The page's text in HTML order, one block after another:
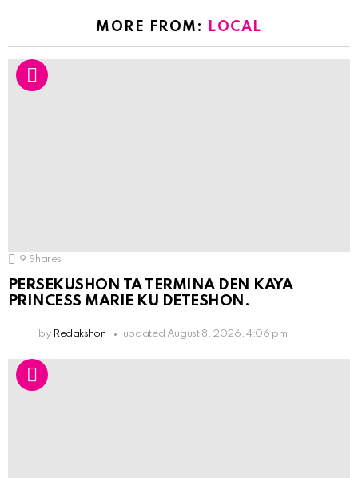
MORE FROM: LOCAL
9 Shares
PERSEKUSHON TA TERMINA DEN KAYA
PRINCESS MARIE KU DETESHON.
by Redakshon updated August 8, 2026, 4:06 pm